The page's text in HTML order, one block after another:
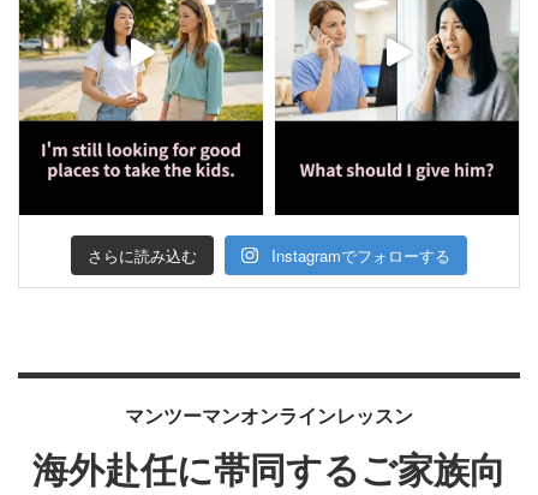
さらに読み込む Instagramでフォローする
マンツーマンオンラインレッスン
海外赴任に帯同するご家族向